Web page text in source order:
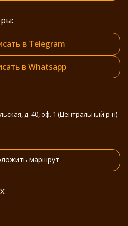
в Telegram
в Whatsapp
д. 40, оф. 1 (Центральный р-н)
маршрут